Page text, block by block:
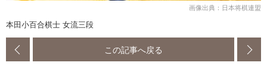
画像出典：日本将棋連盟
本田小百合棋士 女流三段
この記事へ戻る